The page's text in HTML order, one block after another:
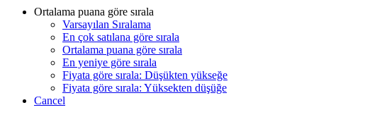
Ortalama puana göre sırala
Varsayılan Sıralama
En çok satılana göre sırala
Ortalama puana göre sırala
En yeniye göre sırala
Fiyata göre sırala: Düşükten yükseğe
Fiyata göre sırala: Yüksekten düşüğe
Cancel